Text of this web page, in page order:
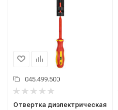
045.499.500
Отвертка диэлектрическая